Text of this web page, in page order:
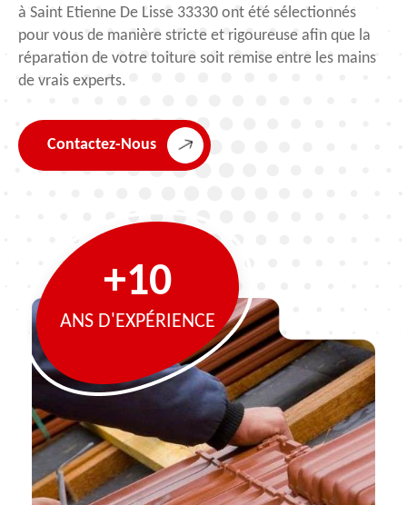
à Saint Etienne De Lisse 33330 ont été sélectionnés
pour vous de manière stricte et rigoureuse afin que la
réparation de votre toiture soit remise entre les mains
de vrais experts.
Contactez-Nous
+10
ANS D'EXPÉRIENCE